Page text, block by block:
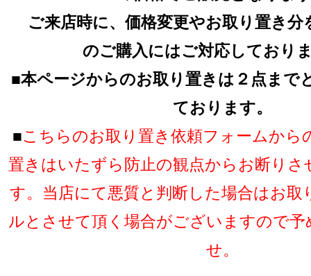
ご来店時に、価格変更やお取り置き分
のご購入にはご対応しており
■本ページからのお取り置きは２点まで
ております。
■こちらのお取り置き依頼フォームから
置きはいたずら防止の観点からお断り
す。当店にて悪質と判断した場合はお取
ルとさせて頂く場合がございますので
せ。